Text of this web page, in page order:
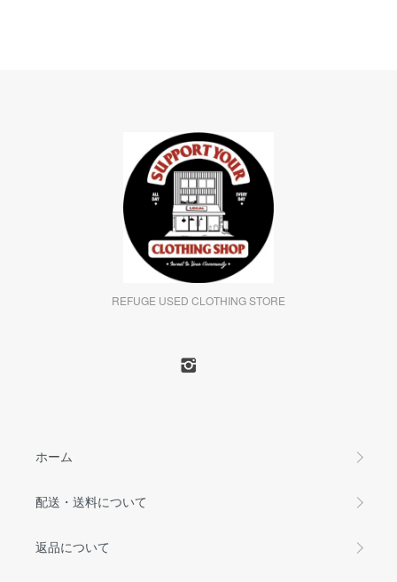
REFUGE USED CLOTHING STORE
ホーム
配送・送料について
返品について